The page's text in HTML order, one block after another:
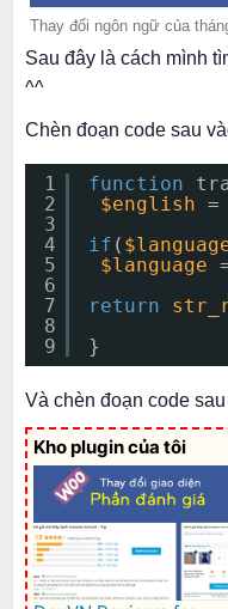
Thay đổi ngôn ngữ của
Sau đây là cách mình
^^
Chèn đoạn code sau
1
2
3
4
5
6
7
8
9
function
$english =
if (
$language
return
}
Và chèn đoạn code
Kho plugin của tôi